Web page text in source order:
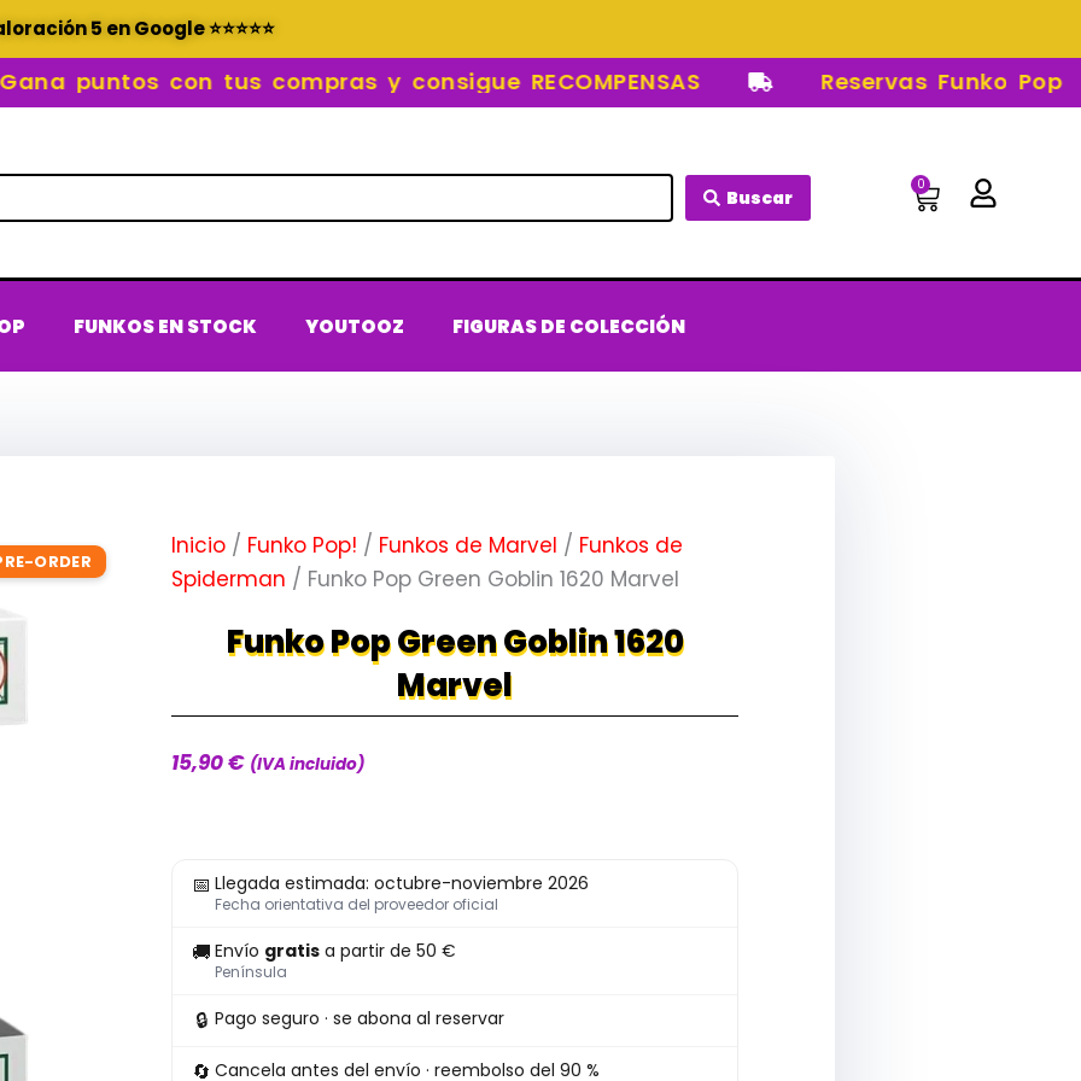
5 en Google ⭐⭐⭐⭐⭐
puntos con tus compras y consigue RECOMPENSAS Reservas Funko Pop
Buscar
0
Carrito
FUNKOS EN STOCK YOUTOOZ FIGURAS DE COLECCIÓN
ORDER
Inicio / Funko Pop! / Funkos de Marvel / Funkos de
Spiderman / Funko Pop Green Goblin 1620 Marvel
Funko Pop Green Goblin 1620
Marvel
15,90€ (IVA incluido)
📅 Llegada estimada: octubre-noviembre 2026
Fecha orientativa del proveedor oficial
🚚 Envío gratis a partir de 50 €
Península
🔒 Pago seguro · se abona al reservar
🔄 Cancela antes del envío · reembolso del 90 %
Pop
Goblin
Marvel
cantidad